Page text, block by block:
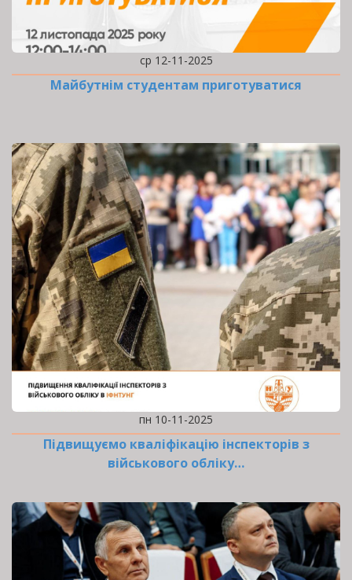
ср 12-11-2025
Майбутнім студентам приготуватися
пн 10-11-2025
Підвищуємо кваліфікацію інспекторів з
військового обліку…